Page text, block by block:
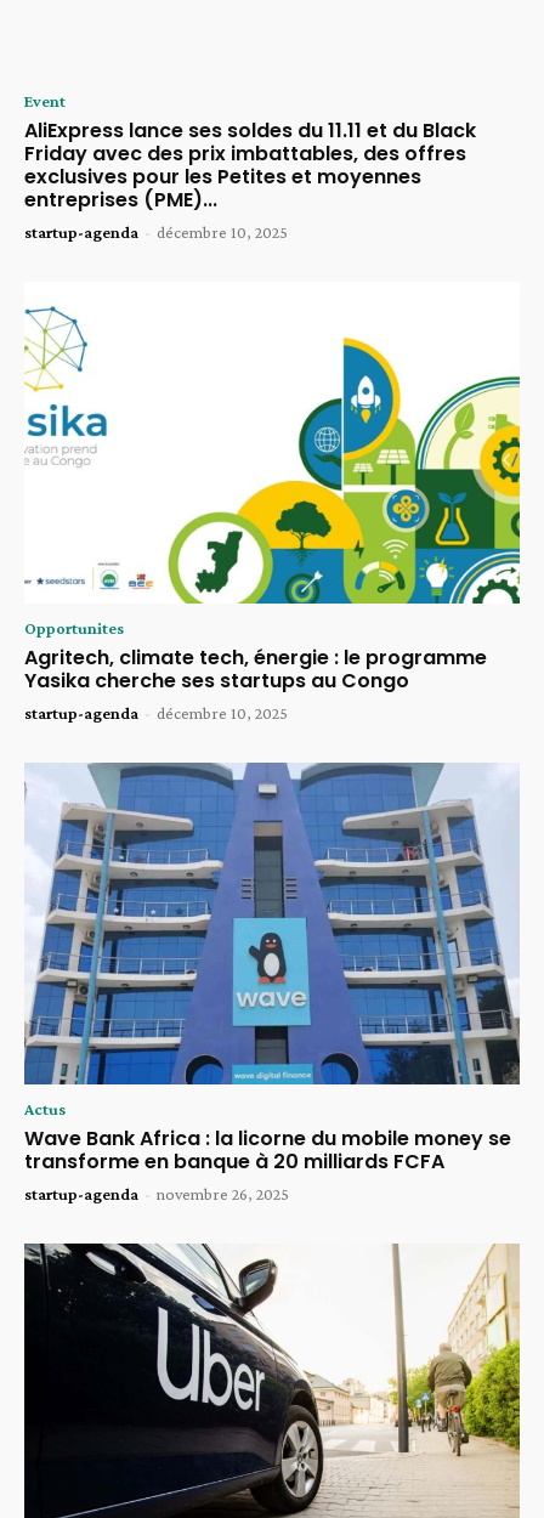
Event
AliExpress lance ses soldes du 11.11 et du Black
Friday avec des prix imbattables, des offres
exclusives pour les Petites et moyennes
entreprises (PME)...
startup-agenda - décembre 10, 2025
Opportunites
Agritech, climate tech, énergie : le programme
Yasika cherche ses startups au Congo
startup-agenda - décembre 10, 2025
Actus
Wave Bank Africa : la licorne du mobile money se
transforme en banque à 20 milliards FCFA
startup-agenda - novembre 26, 2025